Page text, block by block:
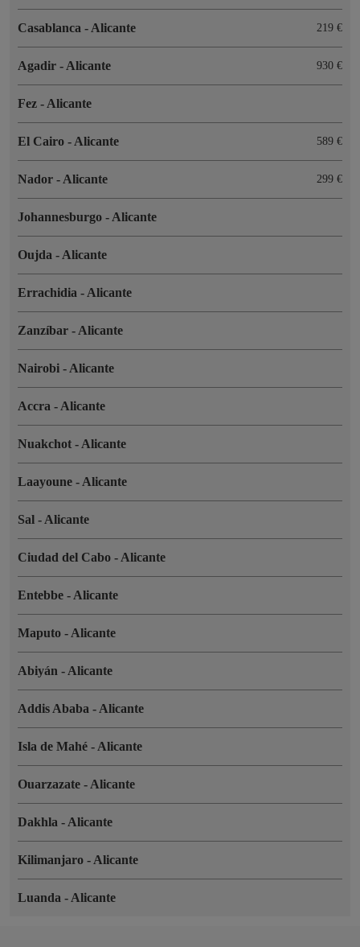
Casablanca - Alicante 219 €
Agadir - Alicante 930 €
Fez - Alicante
El Cairo - Alicante 589 €
Nador - Alicante 299 €
Johannesburgo - Alicante
Oujda - Alicante
Errachidia - Alicante
Zanzíbar - Alicante
Nairobi - Alicante
Accra - Alicante
Nuakchot - Alicante
Laayoune - Alicante
Sal - Alicante
Ciudad del Cabo - Alicante
Entebbe - Alicante
Maputo - Alicante
Abiyán - Alicante
Addis Ababa - Alicante
Isla de Mahé - Alicante
Ouarzazate - Alicante
Dakhla - Alicante
Kilimanjaro - Alicante
Luanda - Alicante